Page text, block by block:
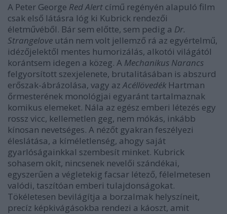
A Peter George Red Alert című regényén alapuló film
csak első látásra lóg ki Kubrick rendezői
életművéből. Bár sem előtte, sem pedig a Dr.
Strangelove után nem volt jellemző rá az egyértelmű,
idézőjelektől mentes humorizálás, alkotói világától
korántsem idegen a közeg. A Mechanikus Narancs
felgyorsított szexjelenete, brutalitásában is abszurd
erőszak-ábrázolása, vagy azAcéllövedék Hartman
őrmesterének monológjai egyaránt tartalmaznak
komikus elemeket. Nála az egész emberi létezés egy
rossz vicc, kellemetlen geg, nem mókás, inkább
kínosan nevetséges. A nézőt gyakran feszélyezi
éleslátása, a kíméletlenség, ahogy saját
gyarlóságainkkal szembesít minket. Kubrick
sohasem okít, nincsenek nevelői szándékai,
egyszerűen a végletekig facsar létező, félelmetesen
valódi, taszítóan emberi tulajdonságokat.
Tökéletesen bevilágítja a borzalmak helyszíneit,
precíz képkivágásokba rendezi a káoszt, amit